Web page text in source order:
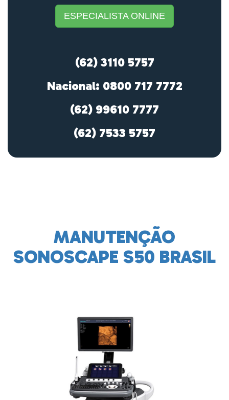
ESPECIALISTA ONLINE
(62) 3110 5757
Nacional: 0800 717 7772
(62) 99610 7777
(62) 7533 5757
MANUTENÇÃO
SONOSCAPE S50 BRASIL